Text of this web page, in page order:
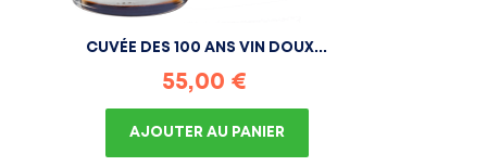
CUVÉE DES 100 ANS VIN DOUX...
Prix
55,00 €
AJOUTER AU PANIER